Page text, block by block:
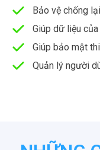
Bảo vệ chống
Giúp dữ liệu
Giúp bảo mật
Quản lý người